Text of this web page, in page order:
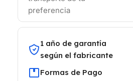
preferencia
1 año de garantía
según el fabricante
Formas de Pago